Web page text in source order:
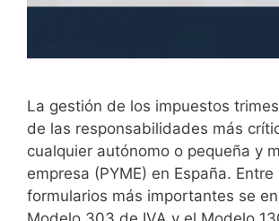
La gestión de los impuestos
de las responsabilidades más
cualquier autónomo o pequeña y
empresa (PYME) en España. Entre
formularios más importantes se